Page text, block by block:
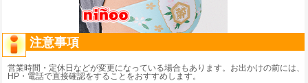
注意事項
営業時間・定休日などが変更になっている場合もあります。お出かけの前には、
HP・電話で直接確認をすることをおすすめします。